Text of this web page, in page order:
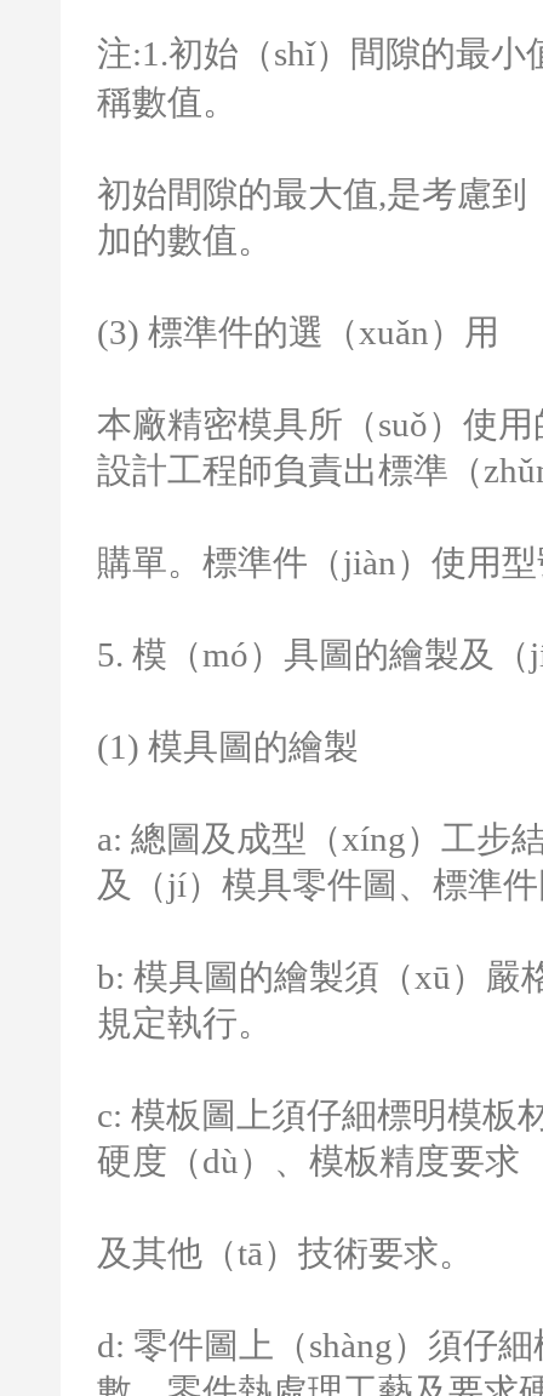
注:1.初始（shǐ）間隙的最小
稱數值。
初始間隙的最大值,是考慮到
加的數值。
(3) 標準件的選（xuǎn）用
本廠精密模具所（suǒ）使
設計工程師負責出標準（
購單。標準件（jiàn）使用
5. 模（mó）具圖的繪製及
(1) 模具圖的繪製
a: 總圖及成型（xíng）工步
及（jí）模具零件圖、標準
b: 模具圖的繪製須（xū）嚴
規定執行。
c: 模板圖上須仔細標明模板
硬度（dù）、模板精度要求
及其他（tā）技術要求。
d: 零件圖上（shàng）須仔